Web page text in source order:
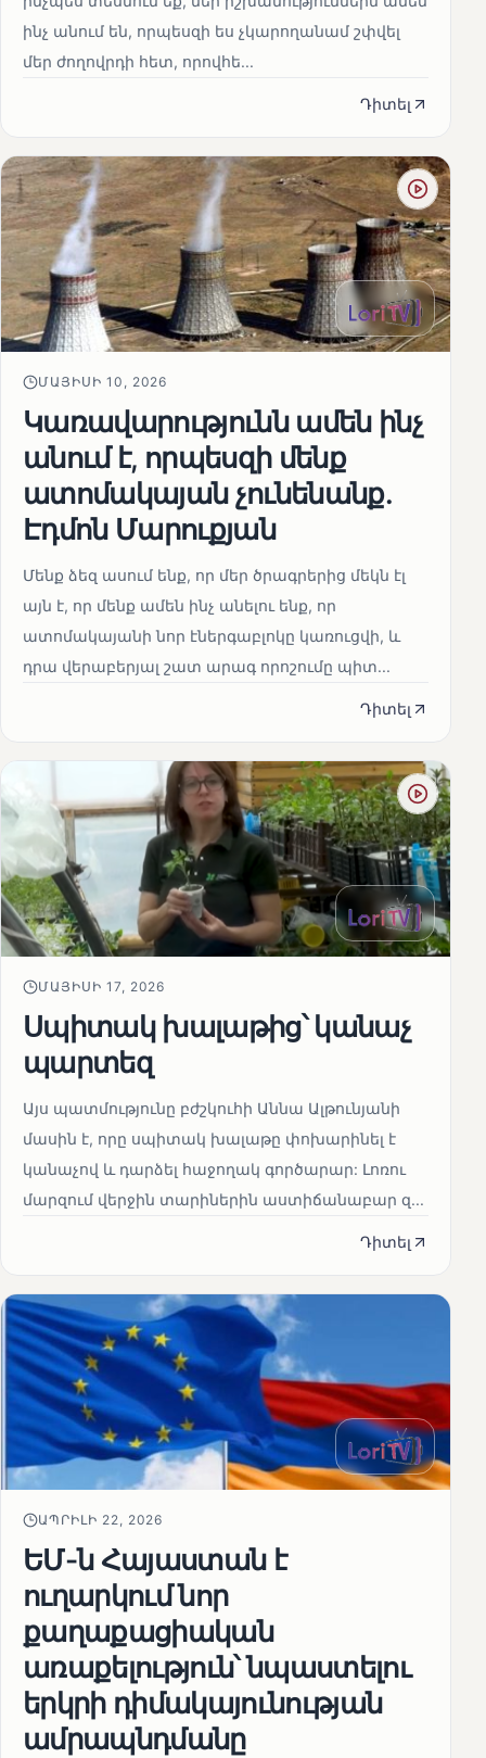
ինչ անում են, որպեսզի ես չկարողանամ շփվել
մեր ժողովրդի հետ, որովհե...
Դիտել
ՄԱՅԻՍԻ 10, 2026
Կառավարությունն ամեն ինչ
անում է, որպեսզի մենք
ատոմակայան չունենանք․
Էդմոն Մարուքյան
Մենք ձեզ ասում ենք, որ մեր ծրագրերից մեկն էլ
այն է, որ մենք ամեն ինչ անելու ենք, որ
ատոմակայանի նոր էներգաբլոկը կառուցվի, և
դրա վերաբերյալ շատ արագ որոշումը պիտ...
Դիտել
ՄԱՅԻՍԻ 17, 2026
Սպիտակ խալաթից՝ կանաչ
պարտեզ
Այս պատմությունը բժշկուհի Աննա Ալթունյանի
մասին է, որը սպիտակ խալաթը փոխարինել է
կանաչով և դարձել հաջողակ գործարար: Լոռու
մարզում վերջին տարիներին աստիճանաբար զ...
Դիտել
ԱՊՐԻԼԻ 22, 2026
ԵՄ-ն Հայաստան է
ուղարկում նոր
քաղաքացիական
առաքելություն՝ նպաստելու
երկրի դիմակայունության
ամրապնդմանը